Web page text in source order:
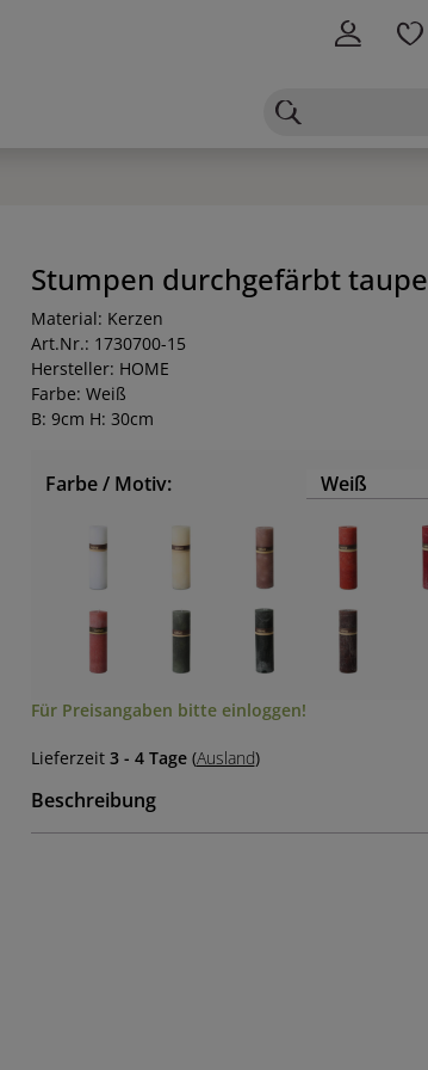
Stumpen durchgefärbt taupe
Material: Kerzen
Art.Nr.: 1730700-15
Hersteller: HOME
Farbe: Weiß
B: 9cm H: 30cm
Farbe / Motiv: Weiß
Für Preisangaben bitte einloggen!
Lieferzeit 3 - 4 Tage(Ausland)
Beschreibung